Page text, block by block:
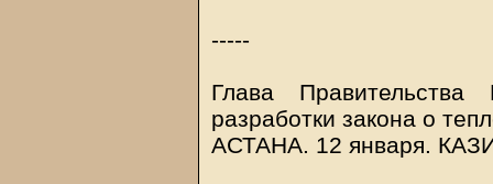
-----
Глава
разработки закона о
АСТАНА. 12 января.